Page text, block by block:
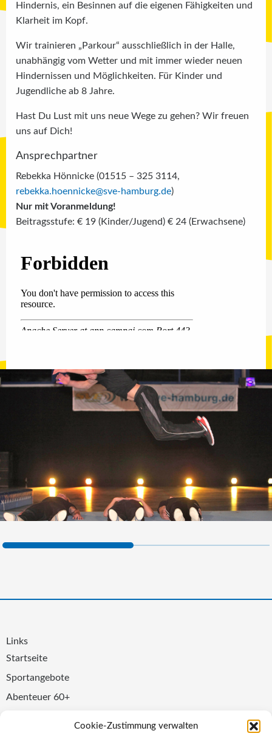
Cookie-Zustimmung verwalten
Hindernis, ein Besinnen auf die eigenen Fähigkeiten und
Klarheit im Kopf.
Wir trainieren „Parkour“ ausschließlich in der Halle,
unabhängig vom Wetter und mit immer wieder neuen
Hindernissen und Möglichkeiten. Für Kinder und
Jugendliche ab 8 Jahre.
Hast Du Lust mit uns neue Wege zu gehen? Wir freuen
uns auf Dich!
Ansprechpartner
Rebekka Hönnicke (01515 – 325 3114,
rebekka.hoennicke@sve-hamburg.de)
Nur mit Voranmeldung!
Beitragsstufe: € 19 (Kinder/Jugend) € 24 (Erwachsene)
Links
Startseite
Sportangebote
Abenteuer 60+